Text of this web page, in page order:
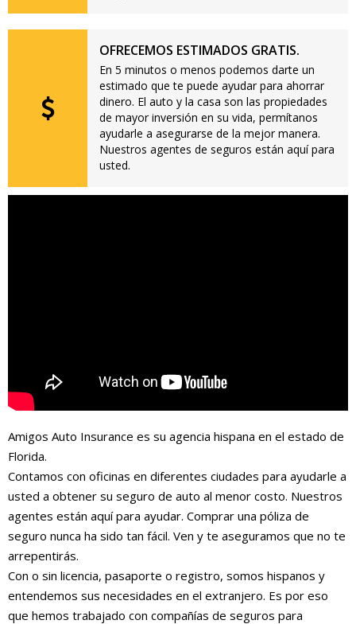
OFRECEMOS ESTIMADOS GRATIS.
En 5 minutos o menos podemos darte un
estimado que te puede ayudar para ahorrar
dinero. El auto y la casa son las propiedades
de mayor inversión en su vida, permítanos
ayudarle a asegurarse de la mejor manera.
Nuestros agentes de seguros están aquí para
usted.
Amigos Auto Insurance es su agencia hispana en el estado de
Florida.
Contamos con oficinas en diferentes ciudades para ayudarle a
usted a obtener su seguro de auto al menor costo. Nuestros
agentes están aquí para ayudar. Comprar una póliza de
seguro nunca ha sido tan fácil. Ven y te aseguramos que no te
arrepentirás.
Con o sin licencia, pasaporte o registro, somos hispanos y
entendemos sus necesidades en el extranjero. Es por eso
que hemos trabajado con compañías de seguros para